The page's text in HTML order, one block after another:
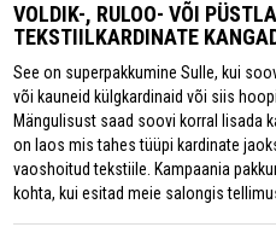
VOLDIK-, RULOO- VÕI
TEKSTIILKARDINATE
See on superpakkumine Sulle, kui
või kauneid külgkardinaid või siis
Mängulisust saad soovi korral lisada
on laos mis tahes tüüpi kardinate
vaoshoitud tekstiile. Kampaania
kohta, kui esitad meie salongis